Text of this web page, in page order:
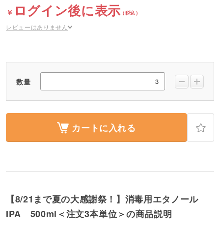
ログイン後に表示
レビューはありません
数量
カートに入れる
【8/21まで夏の大感謝祭！】消毒用エタノール
IPA 500ml＜注文3本単位＞の商品説明